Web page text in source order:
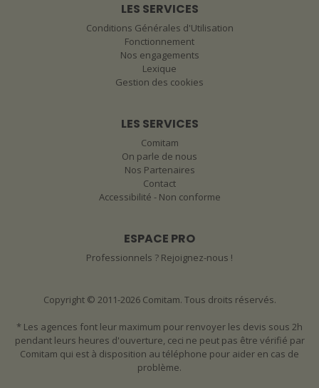
LES SERVICES
Conditions Générales d'Utilisation
Fonctionnement
Nos engagements
Lexique
Gestion des cookies
LES SERVICES
Comitam
On parle de nous
Nos Partenaires
Contact
Accessibilité - Non conforme
ESPACE PRO
Professionnels ? Rejoignez-nous !
Copyright © 2011-2026 Comitam. Tous droits réservés.
* Les agences font leur maximum pour renvoyer les devis sous 2h
pendant leurs heures d'ouverture, ceci ne peut pas être vérifié par
Comitam qui est à disposition au téléphone pour aider en cas de
problème.